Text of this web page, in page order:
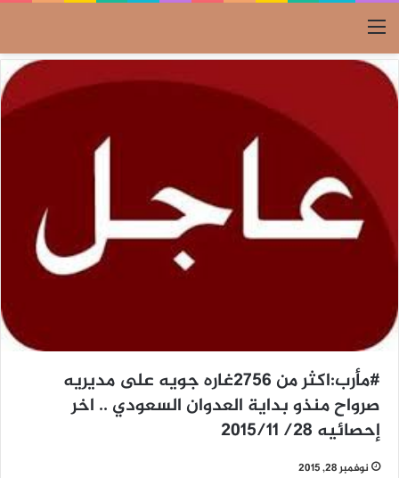
القائمة
#مأرب:اكثر من 2756غاره جويه على مديريه
صرواح منذو بداية العدوان السعودي .. اخر
إحصائيه 28/ 2015/11
نوفمبر 28, 2015